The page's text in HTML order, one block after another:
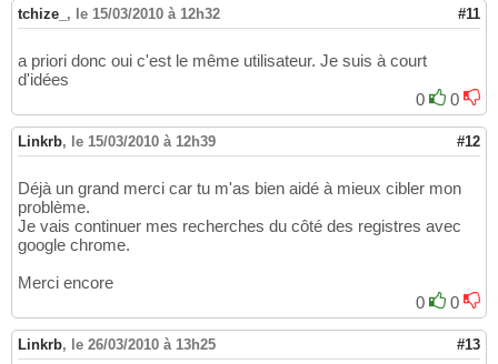
tchize_ , le 15/03/2010 à 12h32 #11
a priori donc oui c'est le même utilisateur. Je suis à court
d'idées
0
0
Linkrb, le 15/03/2010 à 12h39 #12
Déjà un grand merci car tu m'as bien aidé à mieux cibler mon
problème.
Je vais continuer mes recherches du côté des registres avec
google chrome.
Merci encore
0
0
Linkrb, le 26/03/2010 à 13h25 #13